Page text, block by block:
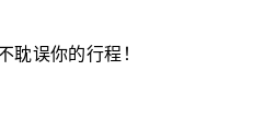
耽误你的行程！